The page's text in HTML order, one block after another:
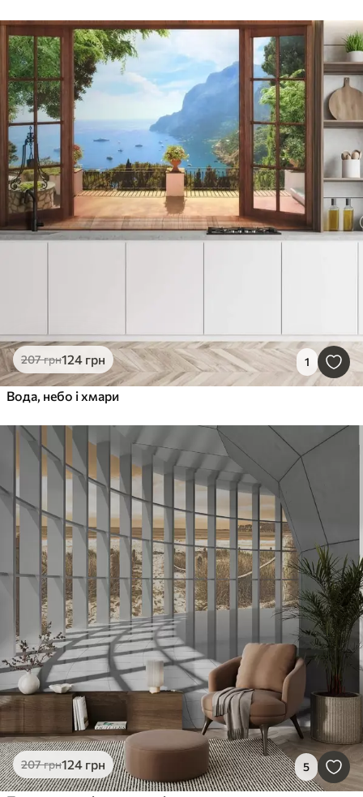
207грн124 грн 1
Вода, небо і хмари
207грн124 грн 5